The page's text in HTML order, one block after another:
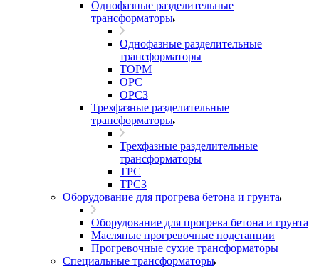
Однофазные разделительные
трансформаторы
Однофазные разделительные
трансформаторы
ТОРМ
ОРС
ОРСЗ
Трехфазные разделительные
трансформаторы
Трехфазные разделительные
трансформаторы
ТРС
ТРСЗ
Оборудование для прогрева бетона и грунта
Оборудование для прогрева бетона и грунта
Масляные прогревочные подстанции
Прогревочные сухие трансформаторы
Специальные трансформаторы